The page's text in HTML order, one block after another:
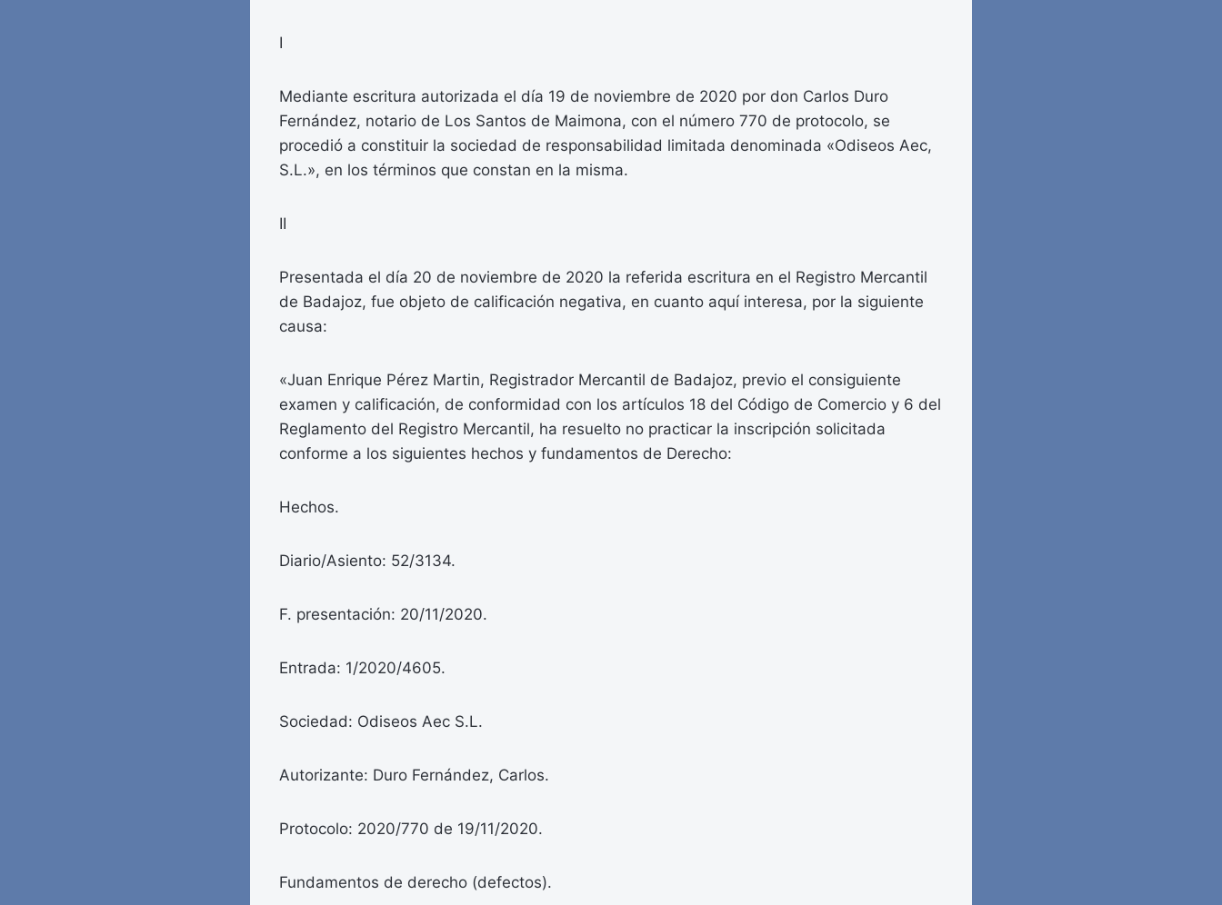
I
Mediante escritura autorizada el día 19 de noviembre de 2020 por don Carlos Duro
Fernández, notario de Los Santos de Maimona, con el número 770 de protocolo, se
procedió a constituir la sociedad de responsabilidad limitada denominada «Odiseos Aec,
S.L.», en los términos que constan en la misma.
II
Presentada el día 20 de noviembre de 2020 la referida escritura en el Registro Mercantil
de Badajoz, fue objeto de calificación negativa, en cuanto aquí interesa, por la siguiente
causa:
«Juan Enrique Pérez Martin, Registrador Mercantil de Badajoz, previo el consiguiente
examen y calificación, de conformidad con los artículos 18 del Código de Comercio y 6 del
Reglamento del Registro Mercantil, ha resuelto no practicar la inscripción solicitada
conforme a los siguientes hechos y fundamentos de Derecho:
Hechos.
Diario/Asiento: 52/3134.
F. presentación: 20/11/2020.
Entrada: 1/2020/4605.
Sociedad: Odiseos Aec S.L.
Autorizante: Duro Fernández, Carlos.
Protocolo: 2020/770 de 19/11/2020.
Fundamentos de derecho (defectos).